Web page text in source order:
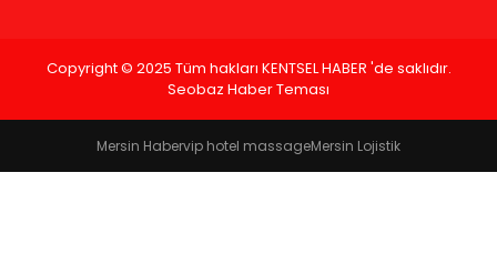
Copyright © 2025 Tüm hakları KENTSEL HABER 'de saklıdır.
Seobaz Haber Teması
Mersin Habervip hotel massageMersin Lojistik